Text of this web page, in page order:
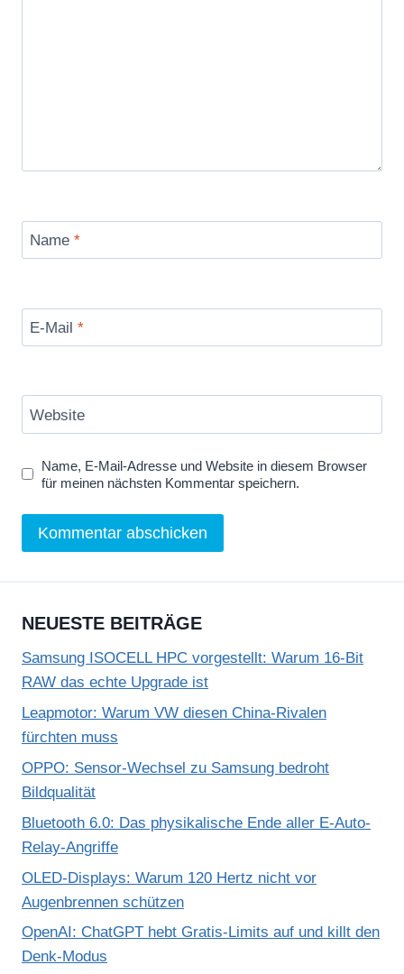
Name *
E-Mail *
Website
Name, E-Mail-Adresse und Website in diesem Browser
für meinen nächsten Kommentar speichern.
NEUESTE BEITRÄGE
Samsung ISOCELL HPC vorgestellt: Warum 16-Bit
RAW das echte Upgrade ist
Leapmotor: Warum VW diesen China-Rivalen
fürchten muss
OPPO: Sensor-Wechsel zu Samsung bedroht
Bildqualität
Bluetooth 6.0: Das physikalische Ende aller E-Auto-
Relay-Angriffe
OLED-Displays: Warum 120 Hertz nicht vor
Augenbrennen schützen
OpenAI: ChatGPT hebt Gratis-Limits auf und killt den
Denk-Modus